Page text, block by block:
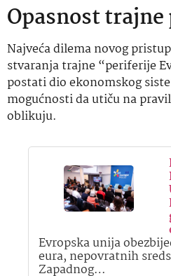
Opasnost
Najveća dilema novog
stvaranja trajne “periferije
postati dio ekonomskog
mogućnosti da utiču na
oblikuju.
Evropska unija
eura, nepovratnih
Zapadnog…